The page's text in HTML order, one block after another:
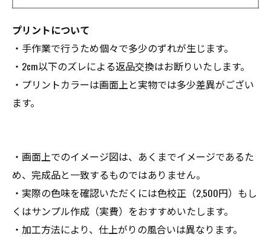
プリントについて
・手作業で行うため個々で多少のずれが生じます。
・2cm以下のズレによる返品交換はお断りいたします。
・プリントカラーは画面上と実物では多少差異がござい
ます。
・画面上でのイメージ図は、あくまでイメージであるた
め、完成品と一致するものではありません。
・実際の色味を確認いただくには色校正（2,500円）もし
くはサンプル作成（実費）をおすすめいたします。
・加工方法により、仕上がりの風合いは異なります。